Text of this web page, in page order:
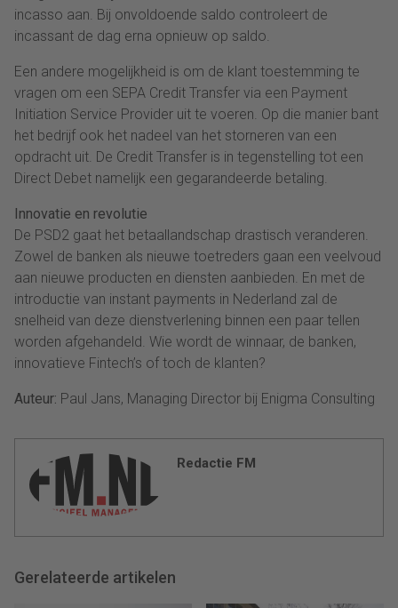
incasso aan. Bij onvoldoende saldo controleert de
incassant de dag erna opnieuw op saldo.
Een andere mogelijkheid is om de klant toestemming te
vragen om een SEPA Credit Transfer via een Payment
Initiation Service Provider uit te voeren. Op die manier bant
het bedrijf ook het nadeel van het storneren van een
opdracht uit. De Credit Transfer is in tegenstelling tot een
Direct Debet namelijk een gegarandeerde betaling.
Innovatie en revolutie
De PSD2 gaat het betaallandschap drastisch veranderen.
Zowel de banken als nieuwe toetreders gaan een veelvoud
aan nieuwe producten en diensten aanbieden. En met de
introductie van instant payments in Nederland zal de
snelheid van deze dienstverlening binnen een paar tellen
worden afgehandeld. Wie wordt de winnaar, de banken,
innovatieve Fintech’s of toch de klanten?
Auteur: Paul Jans, Managing Director bij Enigma Consulting
Redactie FM
Gerelateerde artikelen